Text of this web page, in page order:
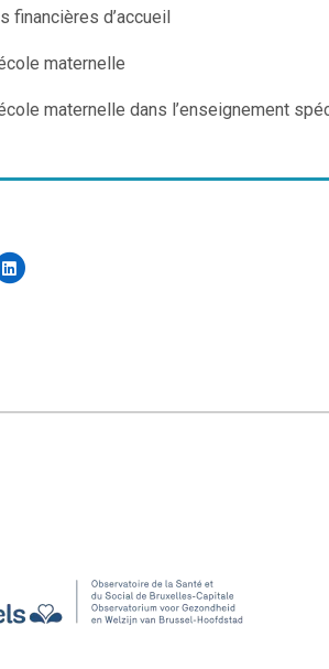
financières d’accueil
maternelle
maternelle dans l’enseignement